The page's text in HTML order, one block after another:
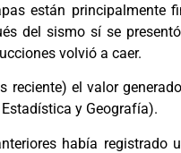
están principalmente
del sismo sí se
volvió a caer.
el valor
y Geografía).
había registrado